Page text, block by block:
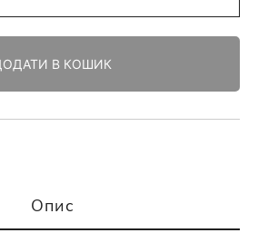
кількість
В КОШИК
Опис